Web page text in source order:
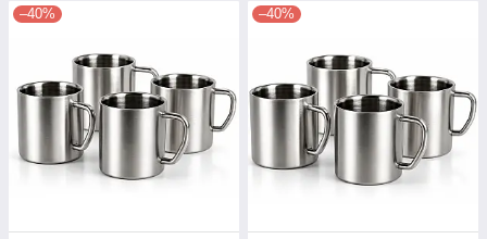
–40% –40%